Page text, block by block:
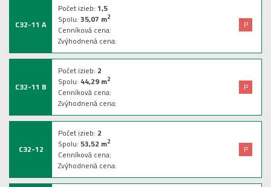
C32-11 A
Počet izieb:1,5
Spolu:35,07 m2
Cenníková cena:
Zvýhodnená cena:
P
C32-11 B
Počet izieb: 2
Spolu: 44,29m2
Cenníková cena:
Zvýhodnená cena:
P
C32-12
Počet izieb: 2
Spolu:53,52 m2
Cenníková cena:
Zvýhodnená cena:
P